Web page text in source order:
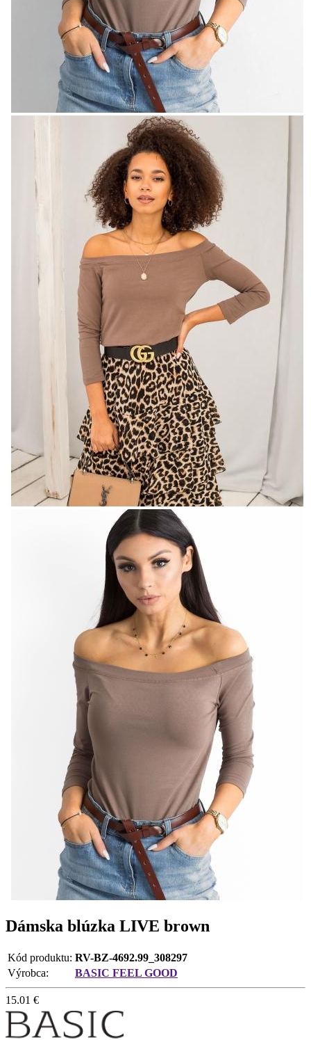
Dámska blúzka LIVE brown
Kód produktu: RV-BZ-4692.99_308297
Výrobca:
BASIC FEEL GOOD
15.01 €